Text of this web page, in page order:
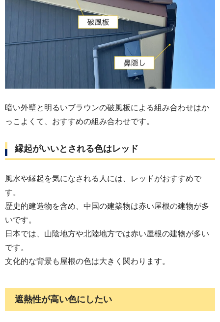
暗い外壁と明るいブラウンの破風板による組み合わせはか
っこよくて、おすすめの組み合わせです。
縁起がいいとされる色はレッド
風水や縁起を気になされる人には、レッドがおすすめで
す。
歴史的建造物を含め、中国の建築物は赤い屋根の建物が多
いです。
日本では、山陰地方や北陸地方では赤い屋根の建物が多い
です。
文化的な背景も屋根の色は大きく関わります。
遮熱性が高い色にしたい